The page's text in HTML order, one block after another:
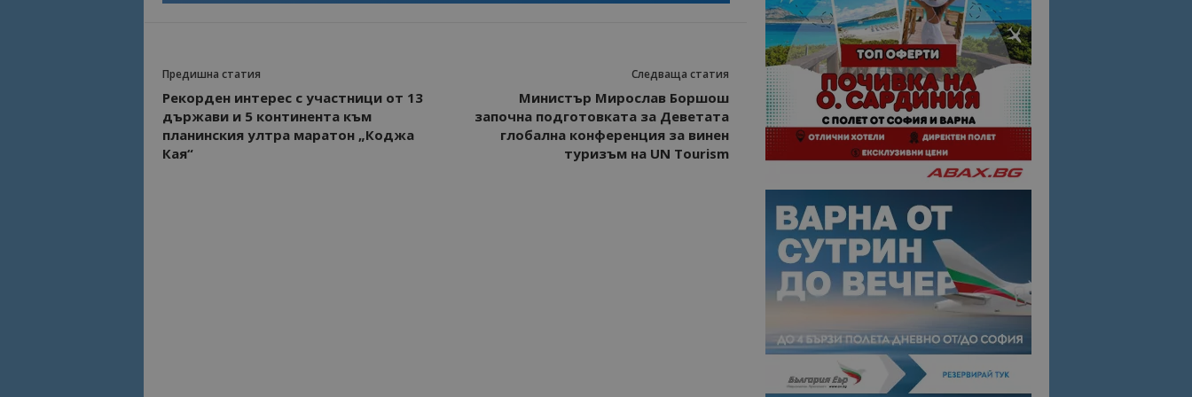
Предишна статия
Рекорден интерес с участници от 13
държави и 5 континента към
планинския ултра маратон „Коджа
Кая“
Следваща статия
Министър Мирослав Боршош
започна подготовката за Деветата
глобална конференция за винен
туризъм на UN Tourism